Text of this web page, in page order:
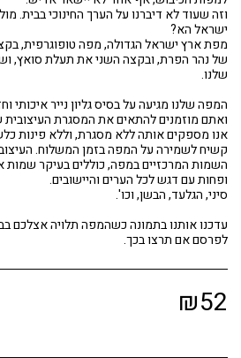
וזה שעוד לא דיברנו על הערך החינוכי בבית.
מפת ארץ ישראל הגדולה, מפה טופוגרפית,
של נהר הפרת, ובקצה השני את תעלת סואץ,
אנו מספקים אותה ללא מסגרת, וללא פינות
השמות המרכזיים במפה, כוללים בעיקר שמות
עדכנו אותנו בתמונה כשהמפה תלויה אצלכם
לפרסם אם תרצו בכך.
₪52